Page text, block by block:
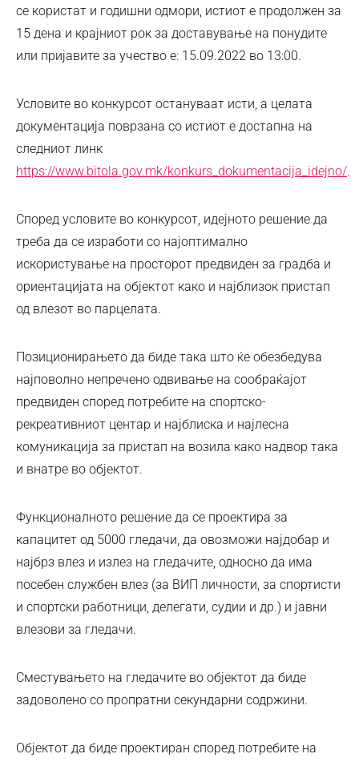
се користат и годишни одмори, истиот е продолжен за
15 дена и крајниот рок за доставување на понудите
или пријавите за учество е: 15.09.2022 во 13:00.
Условите во конкурсот остануваат исти, а целата
документација поврзана со истиот е достапна на
следниот линк
https://www.bitola.gov.mk/konkurs_dokumentacija_idejno/.
Според условите во конкурсот, идејното решение да
треба да се изработи со најоптимално
искористување на просторот предвиден за градба и
ориентацијата на објектот како и најблизок пристап
од влезот во парцелата.
Позиционирањето да биде така што ќе обезбедува
најповолно непречено одвивање на сообраќајот
предвиден според потребите на спортско-
рекреативниот центар и најблиска и најлесна
комуникација за пристап на возила како надвор така
и внатре во објектот.
Функционалното решение да се проектира за
капацитет од 5000 гледачи, да овозможи најдобар и
најбрз влез и излез на гледачите, односно да има
посебен службен влез (за ВИП личности, за спортисти
и спортски работници, делегати, судии и др.) и јавни
влезови за гледачи.
Сместувањето на гледачите во објектот да биде
задоволено со пропратни секундарни содржини.
Објектот да биде проектиран според потребите на